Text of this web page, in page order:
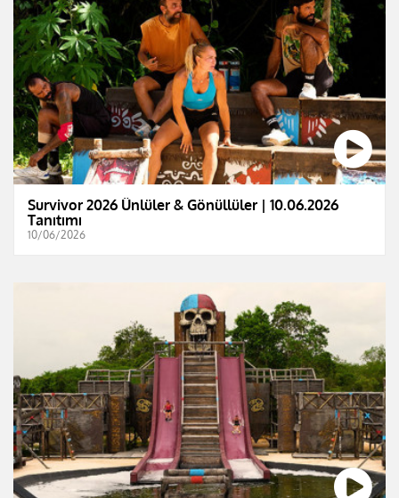
Survivor 2026 Ünlüler & Gönüllüler | 10.06.2026
Tanıtımı
10/06/2026